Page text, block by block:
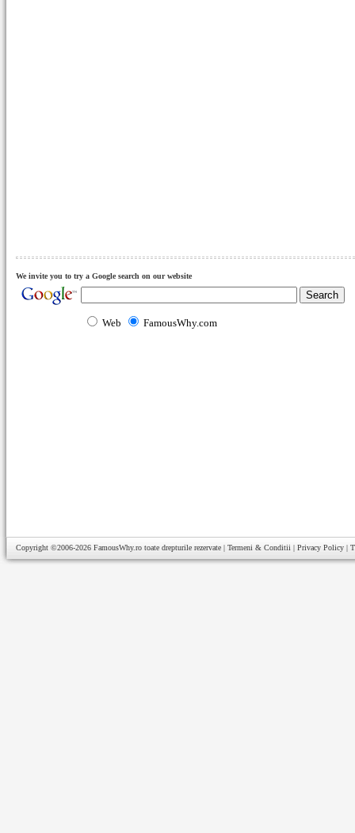
We invite you to try a Google search on our website
Web FamousWhy.com
Copyright ©2006-2026 FamousWhy.ro toate drepturile rezervate | Termeni & Conditii | Privacy Policy |